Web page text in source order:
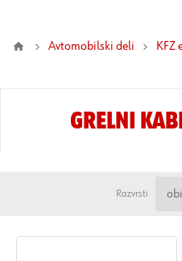
Avtomobilski deli KFZ
GRELNI
Razvrsti